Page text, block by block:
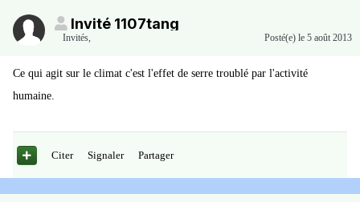
Invité 1107tang
Invités, Posté(e) le 5 août 2013
Ce qui agit sur le climat c'est l'effet de serre troublé par l'activité
humaine.
Citer Signaler Partager